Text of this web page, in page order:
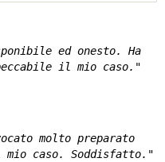
ed onesto. Ha
il mio caso."
molto preparato
mio caso. Soddisfatto."